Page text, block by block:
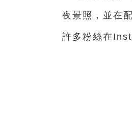
夜景照，並在
許多粉絲在